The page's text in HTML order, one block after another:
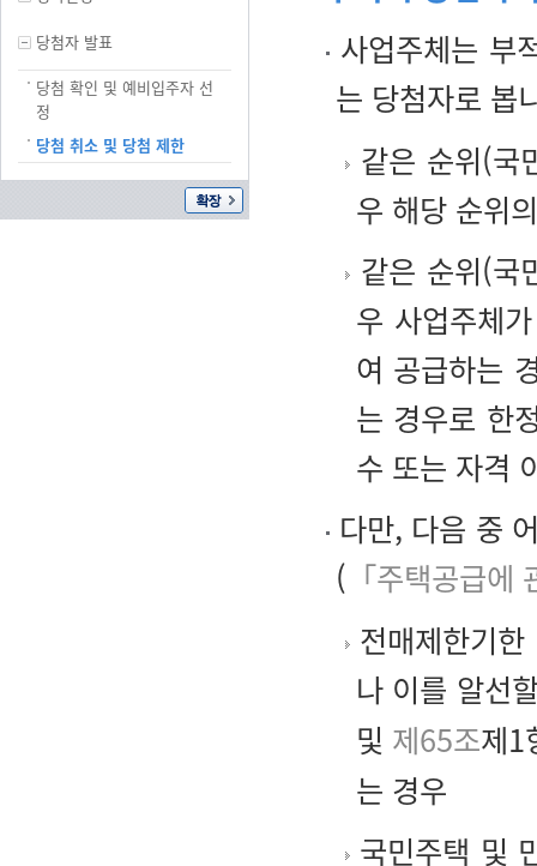
당첨자 발표
당첨 확인 및 예비입주자 선
정
당첨 취소 및 당첨 제한
사업주체는 부
는 당첨자로 봅
같은 순위(국
우 해당 순위
같은 순위(국
우 사업주체
여 공급하는
는 경우로 한
수 또는 자격
다만, 다음 중
( 「주택공급
전매제한기
나 이를 알선
및 제65조제1
는 경우
국민주택 및